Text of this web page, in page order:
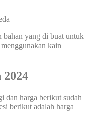
bahan yang di buat untuk
kain
dan harga berikut sudah
berikut adalah harga